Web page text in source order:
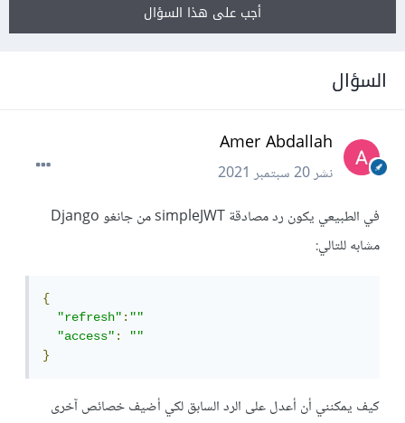
أجب على هذا السؤال
السؤال
Amer Abdallah
نشر20 سبتمبر 2021
في الطبيعي يكون رد مصادقة simpleJWT من جانغو Django
مشابه للتالي:
{
"refresh":""
"access":
""
}
كيف يمكنني أن أعدل على الرد السابق لكي أضيف خصائص آخرى